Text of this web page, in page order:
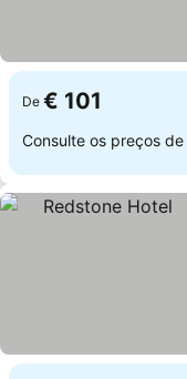
De € 101
Consulte os preços de